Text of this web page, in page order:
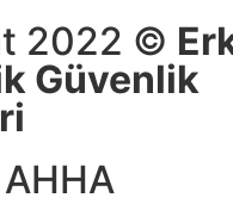
2022 ©
Güvenlik